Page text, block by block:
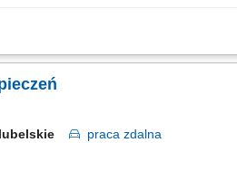
zakresie produktów ubezpieczeniowych.
lubelskie praca zdalna